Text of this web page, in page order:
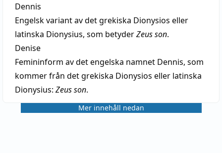
Dennis
Engelsk variant av det grekiska Dionysios eller
latinska Dionysius, som betyderZeus son.
Denise
Femininform av det engelska namnet Dennis, som
kommer från det grekiska Dionysios eller latinska
Dionysius: Zeus son.
Mer innehåll nedan